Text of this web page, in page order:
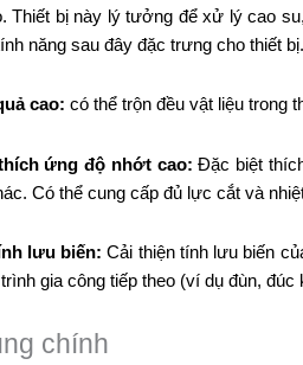
Thiết bị này lý tưởng để xử lý cao
năng sau đây đặc trưng cho thiết bị.
cao: có thể trộn đều vật liệu trong
ứng độ nhớt cao: Đặc biệt
Có thể cung cấp đủ lực cắt và
lưu biến: Cải thiện tính lưu biến
gia công tiếp theo (ví dụ đùn, đúc
chính